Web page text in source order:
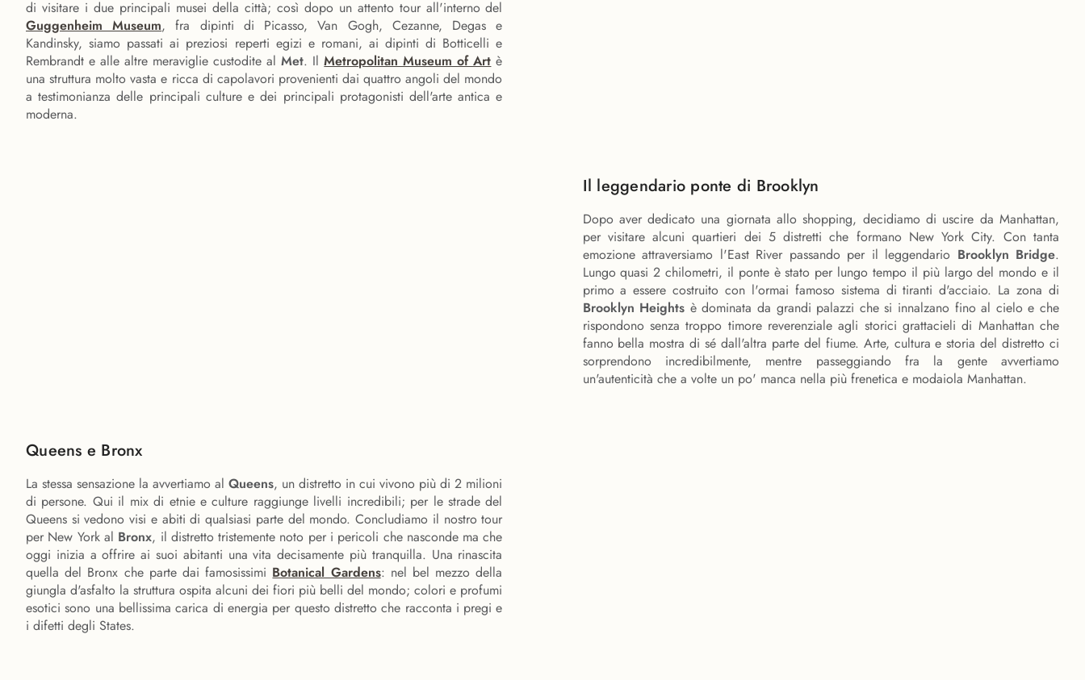
di visitare i due principali musei della città; così dopo un attento tour all'interno del
Guggenheim Museum, fra dipinti di Picasso, Van Gogh, Cezanne, Degas e
Kandinsky, siamo passati ai preziosi reperti egizi e romani, ai dipinti di Botticelli e
Rembrandt e alle altre meraviglie custodite alMet. IlMetropolitan Museum of Art è
una struttura molto vasta e ricca di capolavori provenienti dai quattro angoli del mondo
a testimonianza delle principali culture e dei principali protagonisti dell'arte antica e
moderna.
Il leggendario ponte di Brooklyn
Dopo aver dedicato una giornata allo shopping, decidiamo di uscire da Manhattan,
per visitare alcuni quartieri dei 5 distretti che formano New York City. Con tanta
emozione attraversiamo l'East River passando per il leggendario Brooklyn Bridge.
Lungo quasi 2 chilometri, il ponte è stato per lungo tempo il più largo del mondo e il
primo a essere costruito con l'ormai famoso sistema di tiranti d'acciaio. La zona di
Brooklyn Heights è dominata da grandi palazzi che si innalzano fino al cielo e che
rispondono senza troppo timore reverenziale agli storici grattacieli di Manhattan che
fanno bella mostra di sé dall'altra parte del fiume. Arte, cultura e storia del distretto ci
sorprendono incredibilmente, mentre passeggiando fra la gente avvertiamo
un'autenticità che a volte un po' manca nella più frenetica e modaiola Manhattan.
Queens e Bronx
La stessa sensazione la avvertiamo alQueens, un distretto in cui vivono più di 2 milioni
di persone. Qui il mix di etnie e culture raggiunge livelli incredibili; per le strade del
Queens si vedono visi e abiti di qualsiasi parte del mondo. Concludiamo il nostro tour
per New York al Bronx, il distretto tristemente noto per i pericoli che nasconde ma che
oggi inizia a offrire ai suoi abitanti una vita decisamente più tranquilla. Una rinascita
quella del Bronx che parte dai famosissimi Botanical Gardens: nel bel mezzo della
giungla d'asfalto la struttura ospita alcuni dei fiori più belli del mondo; colori e profumi
esotici sono una bellissima carica di energia per questo distretto che racconta i pregi e
i difetti degli States.